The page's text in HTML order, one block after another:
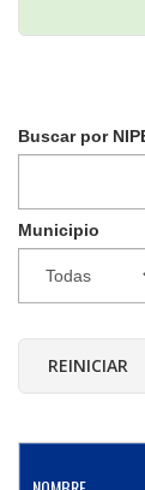
Buscar por
Municipio